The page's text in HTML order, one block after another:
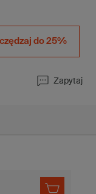
do 25%
Zapytaj